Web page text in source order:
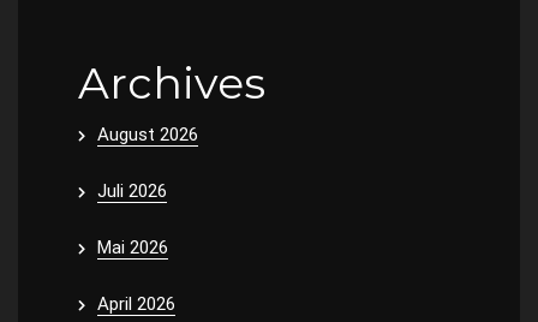
Archives
August 2026
Juli 2026
Mai 2026
April 2026